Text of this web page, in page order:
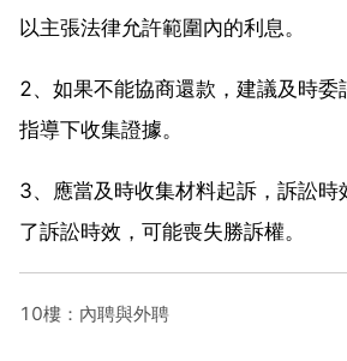
以主張法律允許範圍內的利息。
2、如果不能協商還款，建議及時委
指導下收集證據。
3、應當及時收集材料起訴，訴訟時
了訴訟時效，可能喪失勝訴權。
10樓：內聘與外聘